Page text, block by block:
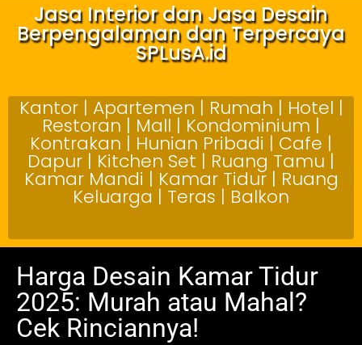
Jasa Interior dan Jasa Desain
Berpengalaman dan Terpercaya
SPLusA.id
Kantor | Apartemen | Rumah | Hotel |
Restoran | Mall | Kondominium |
Kontrakan | Hunian Pribadi | Cafe |
Dapur | Kitchen Set | Ruang Tamu |
Kamar Mandi | Kamar Tidur | Ruang
Keluarga | Teras | Balkon
Harga Desain Kamar Tidur
2025: Murah atau Mahal?
Cek Rinciannya!